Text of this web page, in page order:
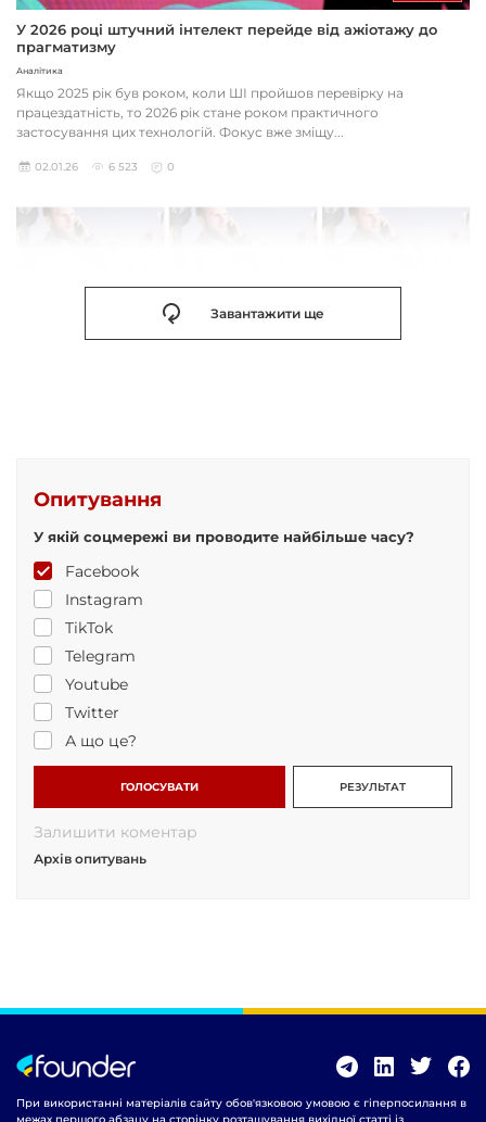
У 2026 році штучний інтелект перейде від ажіотажу до
прагматизму
Аналітика
Якщо 2025 рік був роком, коли ШІ пройшов перевірку на
працездатність, то 2026 рік стане роком практичного
застосування цих технологій. Фокус вже зміщу...
02.01.26 6 523 0
Завантажити ще
Опитування
У якій соцмережі ви проводите найбільше часу?
Facebook
Instagram
TikTok
Telegram
Youtube
Twitter
А що це?
ГОЛОСУВАТИ РЕЗУЛЬТАТ
Залишити коментар
Архів опитувань
При використанні матеріалів сайту обов'язковою умовою є гіперпосилання в